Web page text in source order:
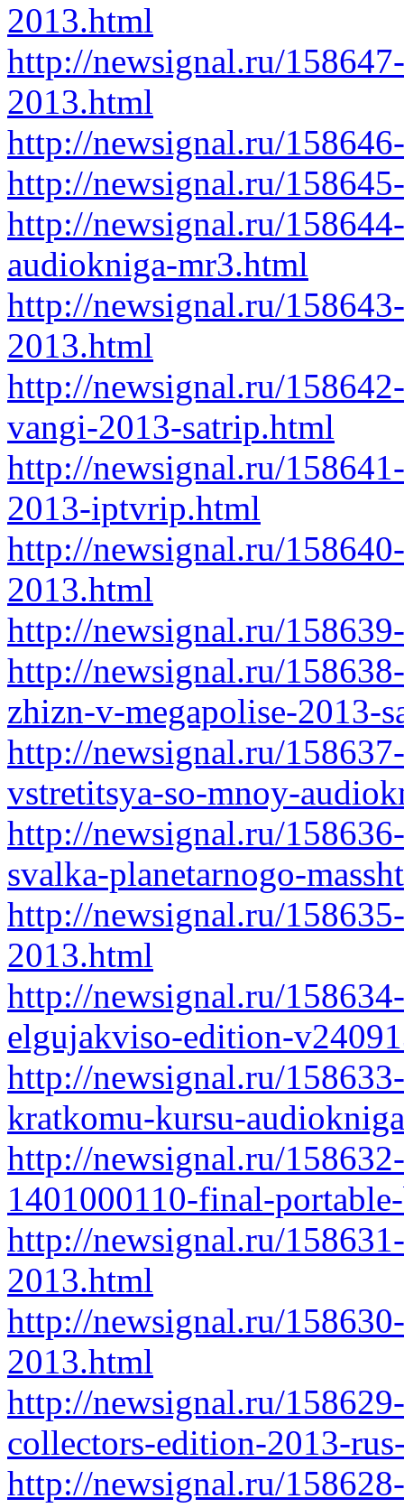
2013.html
http://newsignal.ru/
2013.html
http://newsignal.ru/
http://newsignal.ru/
http://newsignal.ru/
audiokniga-mr3.html
http://newsignal.ru/
2013.html
http://newsignal.ru/
vangi-2013-satrip.html
http://newsignal.ru/
2013-iptvrip.html
http://newsignal.ru/
2013.html
http://newsignal.ru/
http://newsignal.ru/
zhizn-v-megapolise-2013-
http://newsignal.ru/
vstretitsya-so-mnoy-
http://newsignal.ru/
svalka-planetarnogo-
http://newsignal.ru/
2013.html
http://newsignal.ru/
elgujakviso-edition-
http://newsignal.ru/
kratkomu-kursu-
http://newsignal.ru/
1401000110-final-
http://newsignal.ru/
2013.html
http://newsignal.ru/
2013.html
http://newsignal.ru/
collectors-edition-2013-
http://newsignal.ru/